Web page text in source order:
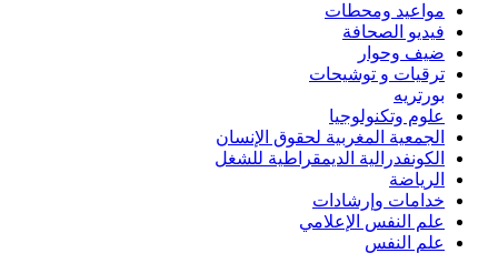
مواعيد ومحطات
فيديو الصحافة
ضيف وحوار
ترقيات و توشيحات
بورتريه
علوم وتكنولوجيا
الجمعية المغربية لحقوق الإنسان
الكونفدرالية الديمقراطية للشغل
الرياضة
خدامات وإرشادات
علم النفس الإعلامي
علم النفس